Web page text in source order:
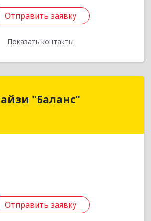
Отправить заявку
Показать контакты
Отправить заявку
Назад
"Баланс"
Отправить заявку
1С: Франчайзи "Баланс"
Красноярский край, Минусинск г,
Отправить заявку